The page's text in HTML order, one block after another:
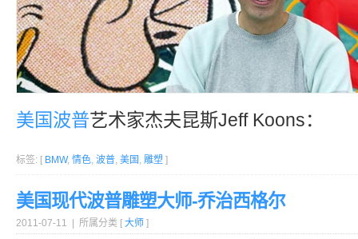
美国波普艺术家杰夫昆斯Jeff Koons：
标签: [ BMW, 情色, 波普, 美国 , 雕塑 ]
美国现代波普雕塑大师-乔治西格尔
2011-07-11 | 所属分类 [ 大师 ]